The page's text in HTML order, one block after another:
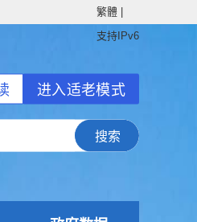
繁體
支持IPv6
进入适老模式